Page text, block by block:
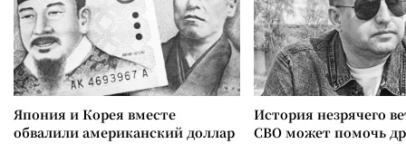
Япония и Корея вместе
обвалили американский доллар
История незрячего
СВО может помочь